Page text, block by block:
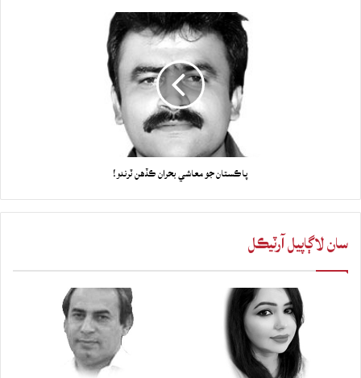
پاڪستان جو معاشي بحران ڪڏهن ٽرندو!
سان لاڳاپيل آرٽيڪل